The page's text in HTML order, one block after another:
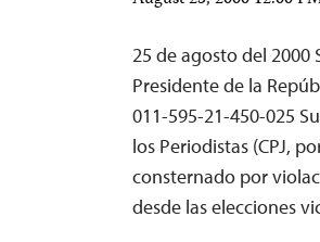
25 de agosto del 2000
Presidente de la
011-595-21-450-025
los Periodistas (CPJ,
consternado por
desde las elecciones